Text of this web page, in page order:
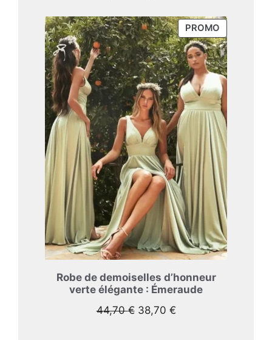
initial
était :
41,80 €.
actuel
est :
35,80 €.
PROMOPRODUIT
EN
Robe de demoiselles d’honneur
verte élégante : Émeraude
44,70€ Le
38,70 €Le